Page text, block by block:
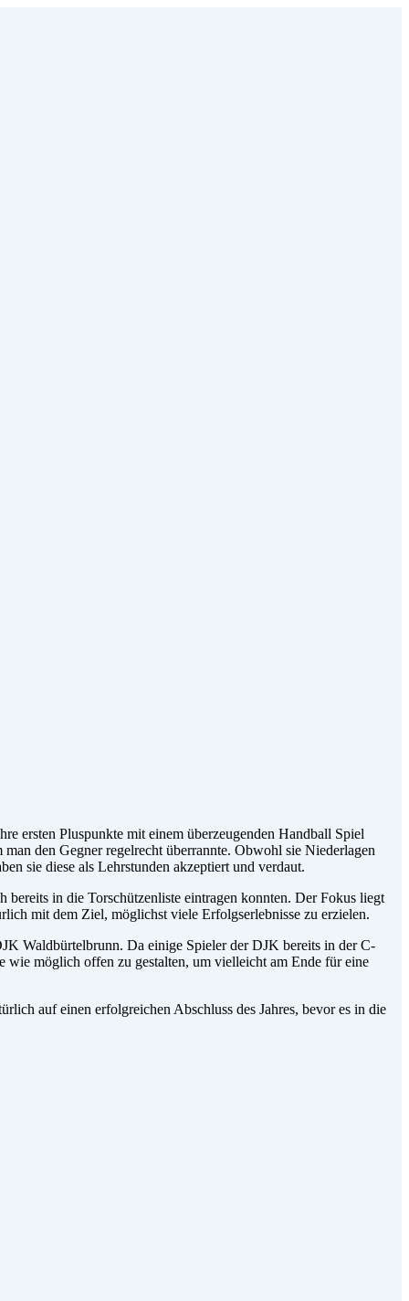
ersten Pluspunkte mit einem überzeugenden Handball Spiel
den Gegner regelrecht überrannte. Obwohl sie Niederlagen
sie diese als Lehrstunden akzeptiert und verdaut.
in die Torschützenliste eintragen konnten. Der Fokus liegt
mit dem Ziel, möglichst viele Erfolgserlebnisse zu erzielen.
Waldbürtelbrunn. Da einige Spieler der DJK bereits in der C-
wie möglich offen zu gestalten, um vielleicht am Ende für eine
auf einen erfolgreichen Abschluss des Jahres, bevor es in die